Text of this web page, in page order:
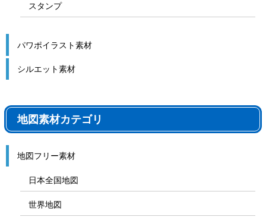
スタンプ
パワポイラスト素材
シルエット素材
地図素材カテゴリ
地図フリー素材
日本全国地図
世界地図